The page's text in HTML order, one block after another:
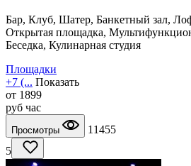
Бар, Клуб, Шатер, Банкетный зал,
Открытая площадка,
Беседка, Кулинарная студия
Площадки
+7 (... Показать
от 1899
руб час
Просмотры
11455
5